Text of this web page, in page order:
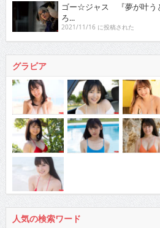
ゴー☆ジャス 『夢が叶う
ろ...
2021/11/16 に投稿された
グラビア
人気の検索ワード